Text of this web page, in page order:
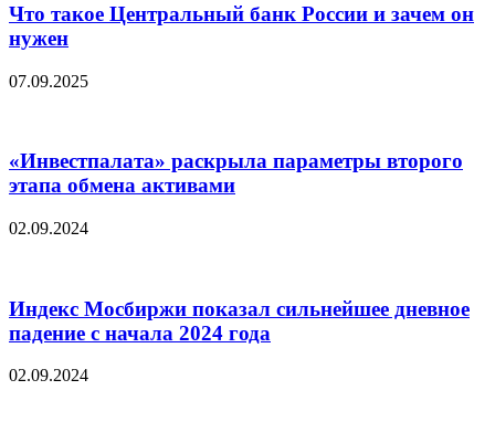
Что такое Центральный банк России и зачем он
нужен
07.09.2025
«Инвестпалата» раскрыла параметры второго
этапа обмена активами
02.09.2024
Индекс Мосбиржи показал сильнейшее дневное
падение с начала 2024 года
02.09.2024